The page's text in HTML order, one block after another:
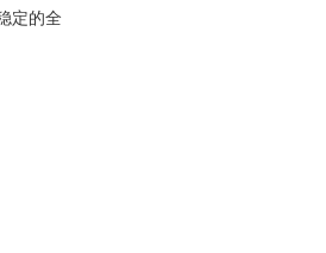
定的全